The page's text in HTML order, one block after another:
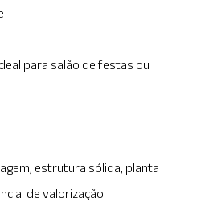
para salão de festas ou
estrutura sólida, planta
de valorização.